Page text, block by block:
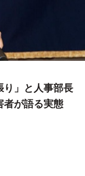
り」と人事部長
が語る実態